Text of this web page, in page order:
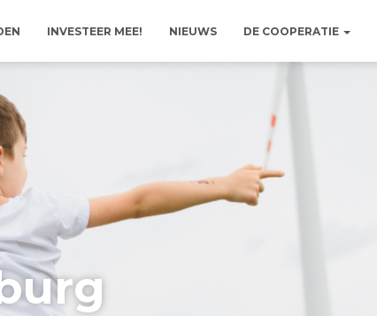
INVESTEER MEE! NIEUWS DE COOPERATIE